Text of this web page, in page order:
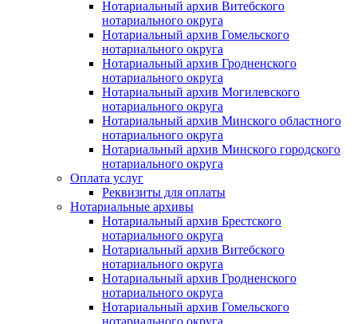
Нотариальный архив Витебского
нотариального округа
Нотариальный архив Гомельского
нотариального округа
Нотариальный архив Гродненского
нотариального округа
Нотариальный архив Могилевского
нотариального округа
Нотариальный архив Минского областного
нотариального округа
Нотариальный архив Минского городского
нотариального округа
Оплата услуг
Реквизиты для оплаты
Нотариальные архивы
Нотариальный архив Брестского
нотариального округа
Нотариальный архив Витебского
нотариального округа
Нотариальный архив Гродненского
нотариального округа
Нотариальный архив Гомельского